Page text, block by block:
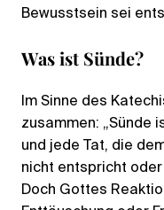
Bewusstsein sei
Was ist Sünde?
Im Sinne des
zusammen: „Sünde
und jede Tat, die
nicht entspricht
Doch Gottes